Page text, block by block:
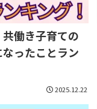
共働き子育ての
ったことラン
2025.12.22